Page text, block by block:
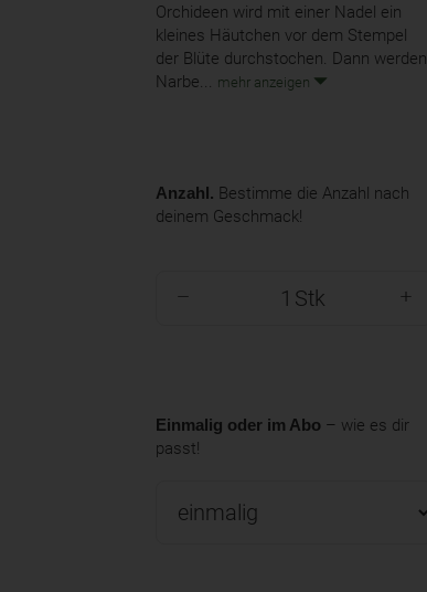
Orchideen wird mit einer Nadel ein
kleines Häutchen vor dem Stempel
der Blüte durchstochen. Dann werden
Narbe...
mehr anzeigen
Anzahl. Bestimme die Anzahl nach
deinem Geschmack!
Stk
Einmalig oder im Abo – wie es dir
passt!